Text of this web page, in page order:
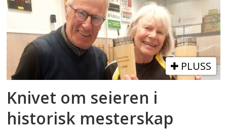
PLUSS
Knivet om seieren i
historisk mesterskap